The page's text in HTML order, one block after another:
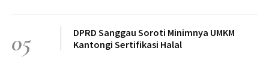
05
DPRD Sanggau Soroti Minimnya UMKM
Kantongi Sertifikasi Halal